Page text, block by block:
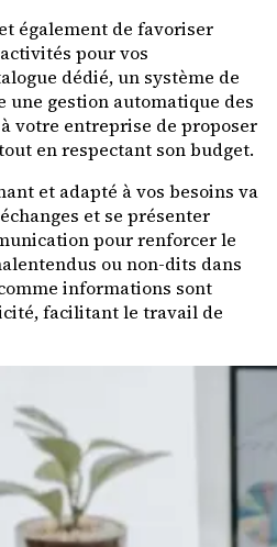
également de favoriser
pour vos
dédié, un système de
une gestion automatique des
votre entreprise de proposer
en respectant son budget.
et adapté à vos besoins va
et se présenter
pour renforcer le
ou non-dits dans
informations sont
facilitant le travail de